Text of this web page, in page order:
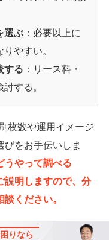
選ぶ：必要以上に
やすい。
する ：リース料・
する。
枚数や運用イメージ
びをお手伝いしま
うやって調べる
説明しますので、分
ください。
りなら